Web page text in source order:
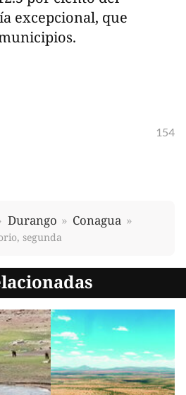
excepcional, que
154
Durango Conagua
segunda